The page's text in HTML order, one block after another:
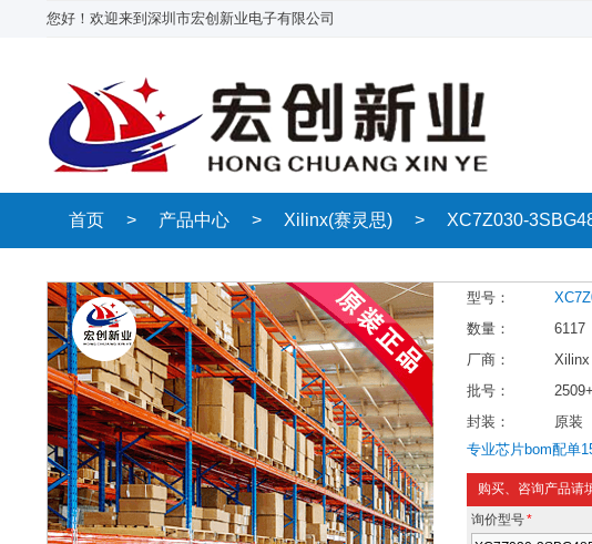
您好！欢迎来到深圳市宏创新业电子有限公司
首页 > 产品中心 > Xilinx(赛灵思) > XC7Z030-
型号：
数量：
6117
厂商：
批号：
2509+
封装：
原装
专业芯片bom配单
购买、咨询产品请
询价型号*